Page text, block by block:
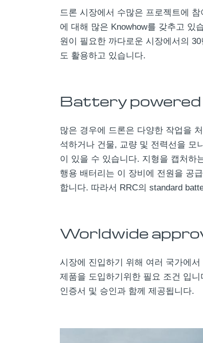
드론 시장에서 수많은 프로젝트에
에 대해 많은 Knowhow를 갖추고 있
원이 필요한 까다로운 시장에서의
도 활용하고 있습니다.
Battery
많은 경우에 드론은 다양한 작업을
석하거나 건물, 교량 및 전력선을 모
이 있을 수 있습니다. 지형을 캡처하
행용 배터리는 이 장비에 전원을 공
합니다. 따라서 RRC의 standard
Worldwide
시장에 진입하기 위해 여러 국가에
제품을 도입하기위한 필요 조건 입
인증서 및 승인과 함께 제공됩니다.